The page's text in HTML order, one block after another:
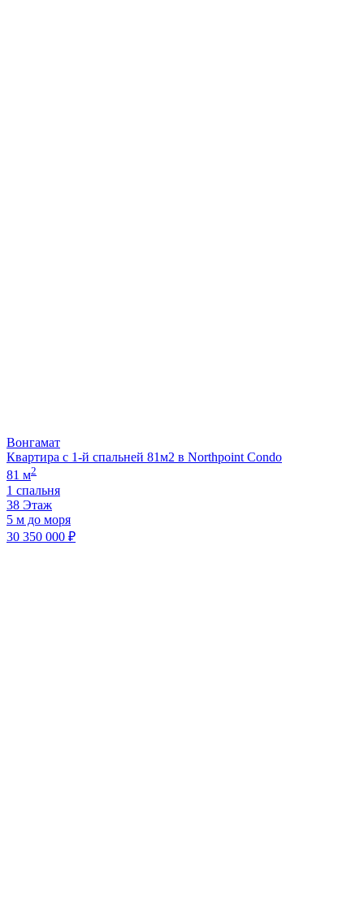
Вонгамат
Квартира с 1-й спальней 81м2 в Northpoint Condo
81 м2
1 спальня
38 Этаж
5 м до моря
30 350 000 ₽